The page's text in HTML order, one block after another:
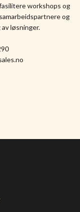
workshops og
og
løsninger.